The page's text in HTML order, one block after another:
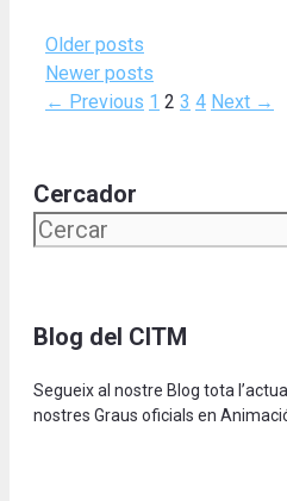
Older posts
Newer posts
← Previous Page
1 Page
2 Page
3 Page
4 Next →
Cercador
Blog del CITM
Segueix al nostre Blog tota
nostres Graus oficials en